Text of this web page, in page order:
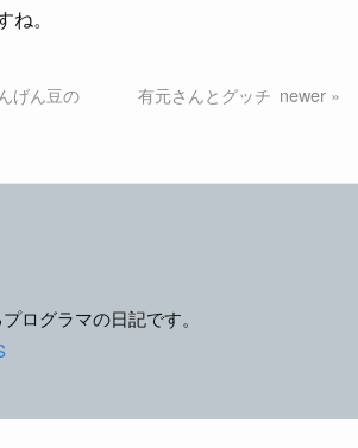
。
げん豆の
有元さんとグッチ
ログラマの日記です。